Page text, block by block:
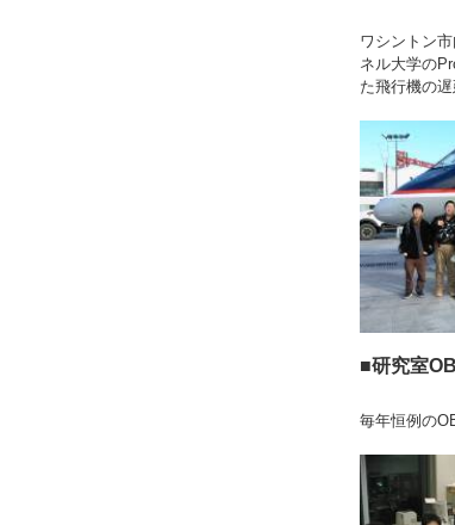
ワシントン
ネル大学の
た飛行機の
■研究室
毎年恒例の